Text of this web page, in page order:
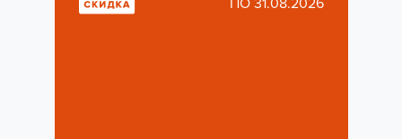
ПО 31.08.2026